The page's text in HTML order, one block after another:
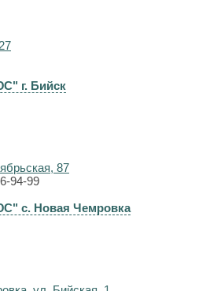
г. Бийск
87
94-99
с. Новая Чемровка